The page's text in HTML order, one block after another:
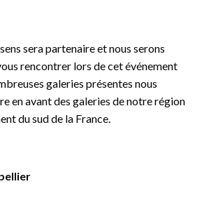
sera partenaire et nous serons
rencontrer lors de cet événement
galeries présentes nous
en avant des galeries de notre région
du sud de la France.